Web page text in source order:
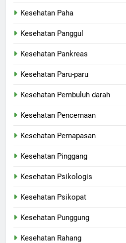
Kesehatan Paha
Kesehatan Panggul
Kesehatan Pankreas
Kesehatan Paru-paru
Kesehatan Pembuluh darah
Kesehatan Pencernaan
Kesehatan Pernapasan
Kesehatan Pinggang
Kesehatan Psikologis
Kesehatan Psikopat
Kesehatan Punggung
Kesehatan Rahang